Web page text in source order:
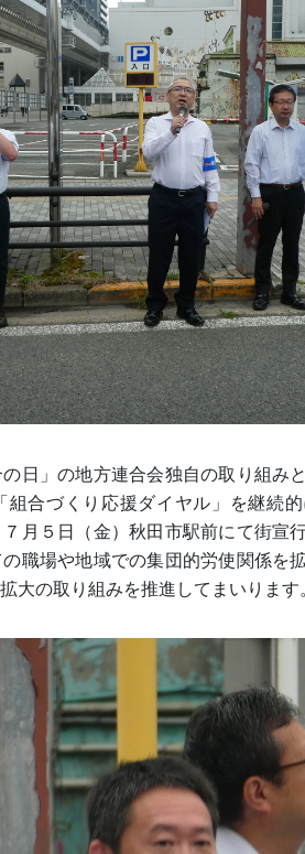
日」の地方連合会独自の取り組み
合づくり応援ダイヤル」を継続
月５日（金）秋田市駅前にて街宣
職場や地域での集団的労使関係を
大の取り組みを推進してまいります